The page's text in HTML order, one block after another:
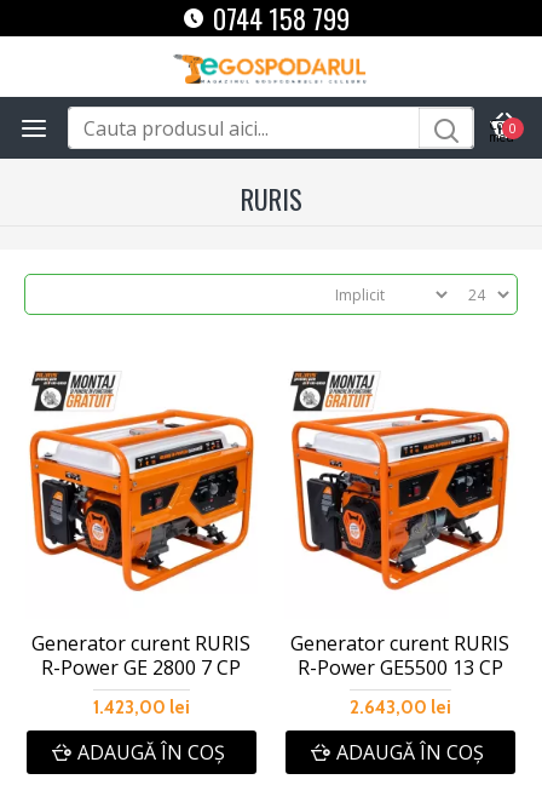
0744 158 799
0
RURIS
Generator curent RURIS
R-Power GE 2800 7 CP
1.423,00 lei
ADAUGĂ ÎN COŞ
Generator curent RURIS
R-Power GE5500 13 CP
2.643,00 lei
ADAUGĂ ÎN COŞ